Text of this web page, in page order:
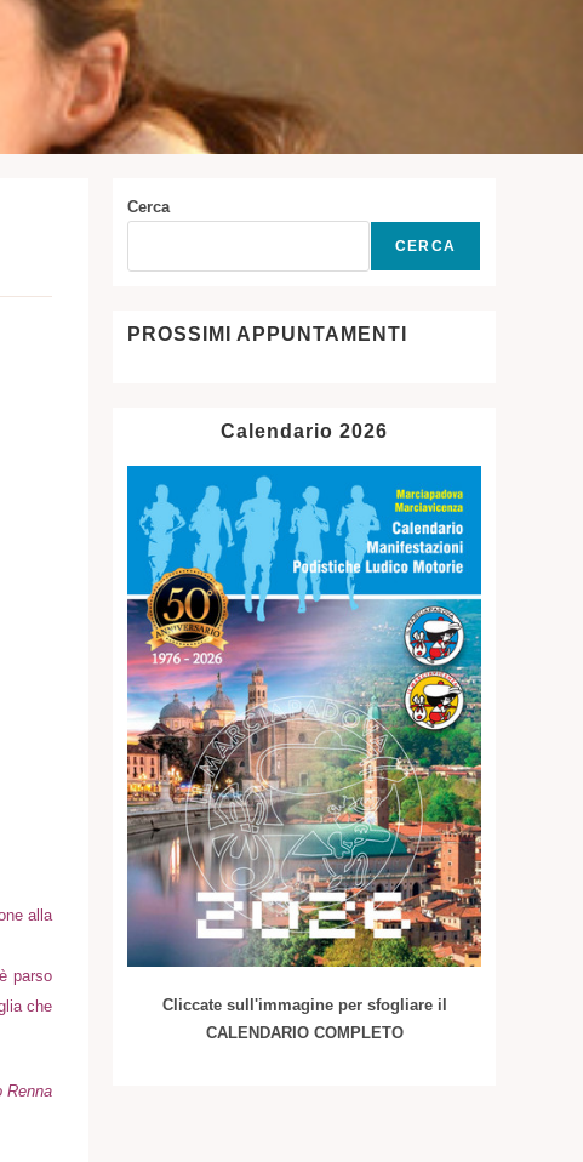
alla
parso
che
Renna
Cerca
CERCA
PROSSIMI APPUNTAMENTI
Calendario 2026
Cliccate sull'immagine per sfogliare il
CALENDARIO COMPLETO